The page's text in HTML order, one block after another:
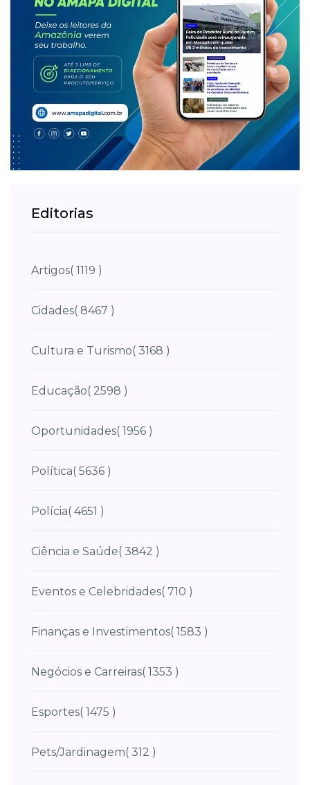
Editorias
Artigos( 1119 )
Cidades( 8467 )
Cultura e Turismo( 3168 )
Educação( 2598 )
Oportunidades( 1956 )
Política( 5636 )
Polícia( 4651 )
Ciência e Saúde( 3842 )
Eventos e Celebridades( 710 )
Finanças e Investimentos( 1583 )
Negócios e Carreiras( 1353 )
Esportes( 1475 )
Pets/Jardinagem( 312 )